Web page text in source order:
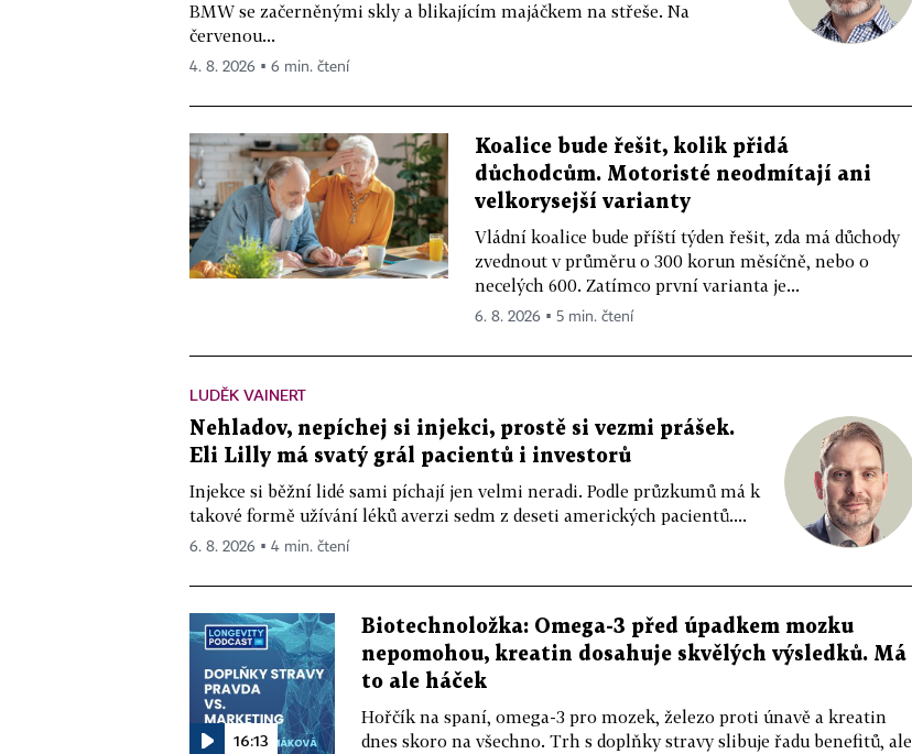
BMW se začerněnými skly a blikajícím majáčkem na střeše. Na
červenou...
4. 8. 2026 ▪ 6 min. čtení
Koalice bude řešit, kolik přidá
důchodcům. Motoristé neodmítají ani
velkorysejší varianty
Vládní koalice bude příští týden řešit, zda má důchody
zvednout v průměru o 300 korun měsíčně, nebo o
necelých 600. Zatímco první varianta je...
6. 8. 2026 ▪ 5 min. čtení
LUDĚK VAINERT
Nehladov, nepíchej si injekci, prostě si vezmi prášek.
Eli Lilly má svatý grál pacientů i investorů
Injekce si běžní lidé sami píchají jen velmi neradi. Podle průzkumů má k
takové formě užívání léků averzi sedm z deseti amerických pacientů....
6. 8. 2026 ▪ 4 min. čtení
16:13
Biotechnoložka: Omega-3 před úpadkem mozku
nepomohou, kreatin dosahuje skvělých výsledků. Má
to ale háček
Hořčík na spaní, omega-3 pro mozek, železo proti únavě a kreatin
dnes skoro na všechno. Trh s doplňky stravy slibuje řadu benefitů, ale